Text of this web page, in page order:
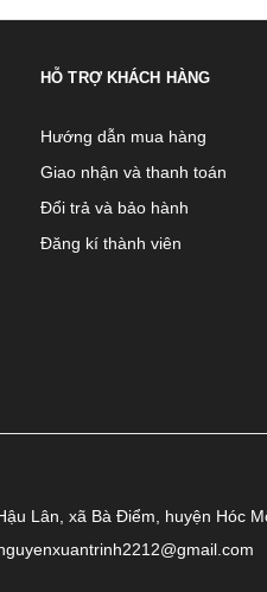
HỖ TRỢ KHÁCH HÀNG
Hướng dẫn mua hàng
Giao nhận và thanh toán
Đổi trả và bảo hành
Đăng kí thành viên
Lân, xã Bà Điểm, huyện Hóc